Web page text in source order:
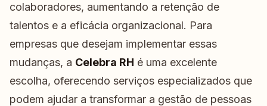
colaboradores, aumentando a retenção de
talentos e a eficácia organizacional. Para
empresas que desejam implementar essas
mudanças, a Celebra RH é uma excelente
escolha, oferecendo serviços especializados que
podem ajudar a transformar a gestão de pessoas